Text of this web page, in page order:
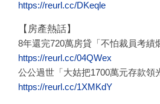
https://reurl.cc/DKeqle
【房產熱話】
8年還完720萬房貸「不怕裁員考
https://reurl.cc/04QWex
公公過世「大姑把1700萬元存款
https://reurl.cc/1XMKdY